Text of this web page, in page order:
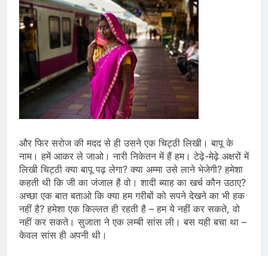
और फिर सरोज की मदद से ही उसने एक चिट्ठी लिखी। बापू के
नाम। हमें आकर ले जाओ। नारी निकेतन में हैं हम। टेढ़े-मेढ़े अक्षरों में
लिखी चिट्ठी क्या बापू पढ़ लेगा? क्‍या अम्मा उसे लाने भेजेगी? हमेशा
कहती थी कि जी का जंजाल है वो। शादी ब्याह का खर्च कौन उठाए?
अच्छा एक बात बताओ कि क्‍या हम गरीबों को सपने देखने का भी हक
नहीं है? हमेशा एक किल्लत ही रहती है – हम ये नहीं कर सकते, वो
नहीं कर सकते। सुजाता ने एक लम्बी सांस ली। बस यही बचा था –
केवल सांस ही अपनी थी।